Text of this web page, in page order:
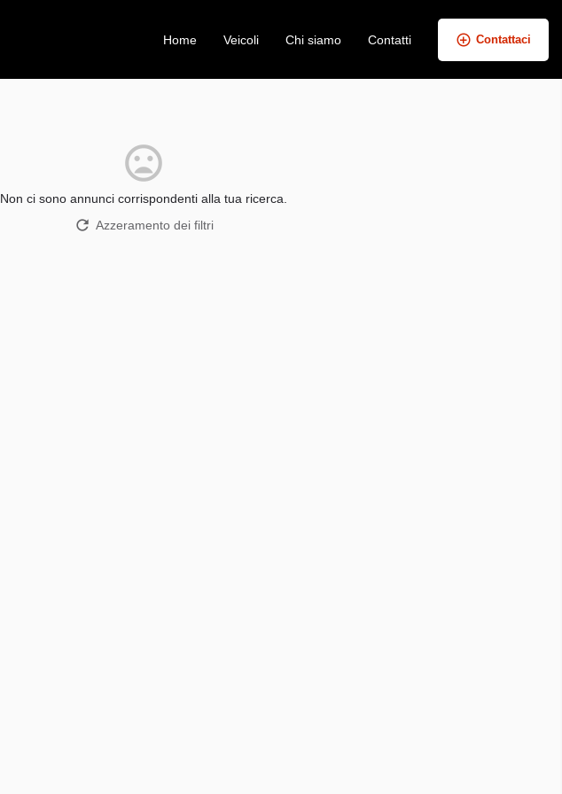
Home Veicoli Chi siamo Contatti Contattaci
Non ci sono annunci corrispondenti alla tua ricerca.
Azzeramento dei filtri